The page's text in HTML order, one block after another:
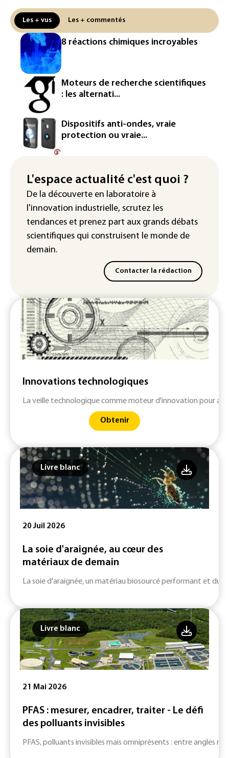
meurt malgré les soins
Éclipse: une baisse temporaire de la
production d'électricité solaire
attendue en Europe
L'Autriche bat son record absolu de
chaleur pour le deuxième jour d'affilée
Inde : Meta sommé de s'excuser après
le retrait d'une vidéo de Modi
La défense, voie de diversification pour
un secteur automobile à la peine
France : prison avec sursis et
"bannissement numérique" pour deux
streamers jugés pour des violences et
humiliations en ligne
Les + vus Les + commentés
8 réactions chimiques incroyables
Moteurs de recherche scientifiques
: les alternati...
Dispositifs anti-ondes, vraie
protection ou vraie...
L'espace actualité c'est quoi ?
De la découverte en laboratoire à
l'innovation industrielle, scrutez les
tendances et prenez part aux grands débats
scientifiques qui construisent le monde de
demain.
Contacter la rédaction
Innovations technologiques
La veille technologique comme moteur d'innovation pour
Obtenir
Livre blanc
20 Juil 2026
La soie d'araignée, au cœur des
matériaux de demain
La soie d'araignée, un matériau biosourcé performant et
Livre blanc
21 Mai 2026
PFAS : mesurer, encadrer, traiter - Le défi
des polluants invisibles
PFAS, polluants invisibles mais omniprésents : entre angles